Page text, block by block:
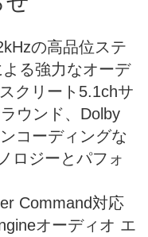
の高品位ステ
る強力なオーデ
クリート5.1chサ
ウンド、Dolby
コーディングな
ロジーとパフォ
Command対応
オーディオ エ